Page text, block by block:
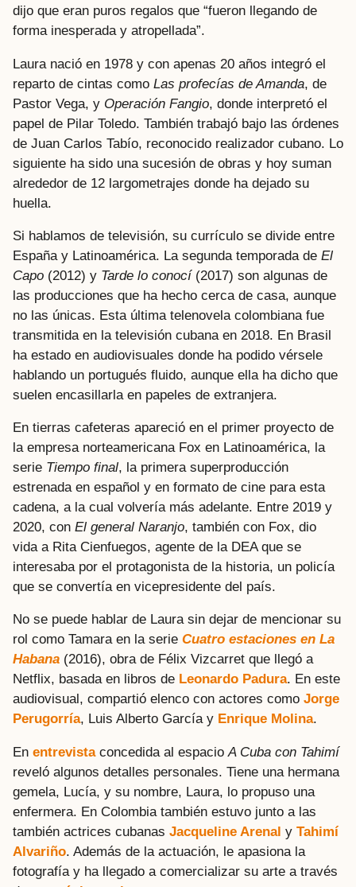
dijo que eran puros regalos que “fueron llegando de
forma inesperada y atropellada”.
Laura nació en 1978 y con apenas 20 años integró el
reparto de cintas como Las profecías de Amanda, de
Pastor Vega, y Operación Fangio, donde interpretó el
papel de Pilar Toledo. También trabajó bajo las órdenes
de Juan Carlos Tabío, reconocido realizador cubano. Lo
siguiente ha sido una sucesión de obras y hoy suman
alrededor de 12 largometrajes donde ha dejado su
huella.
Si hablamos de televisión, su currículo se divide entre
España y Latinoamérica. La segunda temporada de El
Capo (2012) y Tarde lo conocí(2017) son algunas de
las producciones que ha hecho cerca de casa, aunque
no las únicas. Esta última telenovela colombiana fue
transmitida en la televisión cubana en 2018. En Brasil
ha estado en audiovisuales donde ha podido vérsele
hablando un portugués fluido, aunque ella ha dicho que
suelen encasillarla en papeles de extranjera.
En tierras cafeteras apareció en el primer proyecto de
la empresa norteamericana Fox en Latinoamérica, la
serie Tiempo final, la primera superproducción
estrenada en español y en formato de cine para esta
cadena, a la cual volvería más adelante. Entre 2019 y
2020, con El general Naranjo, también con Fox, dio
vida a Rita Cienfuegos, agente de la DEA que se
interesaba por el protagonista de la historia, un policía
que se convertía en vicepresidente del país.
No se puede hablar de Laura sin dejar de mencionar su
rol como Tamara en la serie Cuatro estaciones en La
Habana (2016), obra de Félix Vizcarret que llegó a
Netflix, basada en libros de Leonardo Padura. En este
audiovisual, compartió elenco con actores como Jorge
Perugorría, Luis Alberto García y Enrique Molina.
En entrevistaconcedida al espacio A Cuba con Tahimí
reveló algunos detalles personales. Tiene una hermana
gemela, Lucía, y su nombre, Laura, lo propuso una
enfermera. En Colombia también estuvo junto a las
también actrices cubanas Jacqueline Arenal y Tahimí
Alvariño. Además de la actuación, le apasiona la
fotografía y ha llegado a comercializar su arte a través